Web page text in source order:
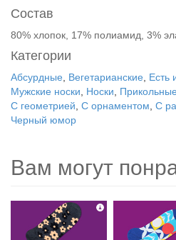
Состав
80% хлопок, 17% полиамид, 3%
Категории
Абсурдные Вегетарианские Есть
Мужские носки
Носки Прикольные
С геометрией С орнаментом С
Черный юмор
Вам могут